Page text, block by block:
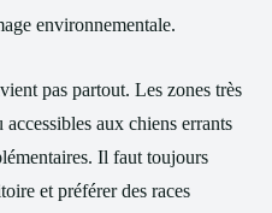
environnementale.
pas partout. Les zones très
aux chiens errants
Il faut toujours
et préférer des races